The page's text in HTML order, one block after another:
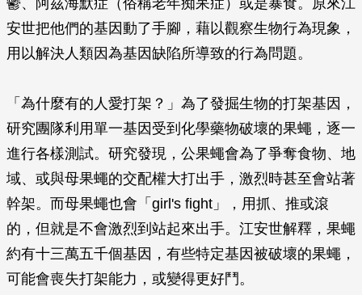
鬱、阿茲海默症（俗稱老年痴呆症）或是暴食。原來江
安世把他們的基因動了手腳，藉以觀察生物行為現象，
用以解決人類因為基因缺陷所導致的行為問題。
「為什麼有的人愛打架？」為了發掘生物的打架基因，
研究團隊利用單一基因受到化學藥物破壞的果蠅，逐一
進行各樣測試。研究發現，公果蠅會為了爭奪食物、地
域、或與母果蠅的交配權大打出手，激烈時甚至會站著
幹架。而母果蠅也會「girl's fight」，用抓、推或滾
的，但就是不會激烈到站起來出手。江安世解釋，果蠅
約有十三萬五千個基因，有些特定基因被破壞的果蠅，
可能會喪失打架能力，或變得更好鬥。